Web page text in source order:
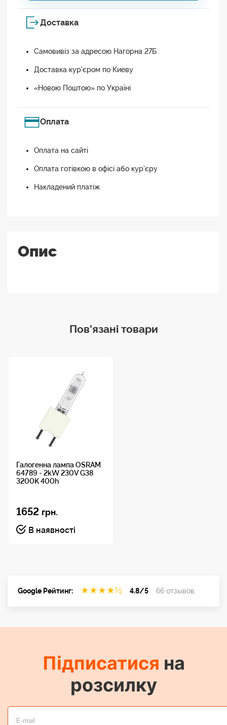
Доставка
Самовивіз за адресою Нагорна 27Б
Доставка кур'єром по Киеву
«Новою Поштою» по Україні
Оплата
Оплата на сайті
Оплата готівкою в офісі або кур'єру
Накладений платіж
Опис
Пов'язані товари
Галогенна лампа OSRAM
64789 - 2kW 230V G38
3200K 400h
1652 грн.
В наявності
Google Рейтинг: ★ ★ ★ ★½ 4.8/5 66 отзывов
Підписатися на
розсилку